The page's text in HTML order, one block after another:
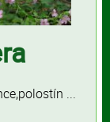
...